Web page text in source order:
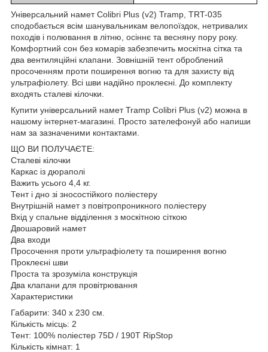
Універсальний намет Colibri Plus (v2) Tramp, TRT-035
сподобається всім шанувальникам велопоїздок, нетривалих
походів і полювання в літню, осіннє та весняну пору року.
Комфортний сон без комарів забезпечить москітна сітка та
два вентиляційні клапани. Зовнішній тент оброблений
просоченням проти поширення вогню та для захисту від
ультрафіолету. Всі шви надійно проклеєні. До комплекту
входять сталеві кілочки.
Купити універсальний намет Tramp Colibri Plus (v2) можна в
нашому інтернет-магазині. Просто зателефонуй або напиши
нам за зазначеними контактами.
ЩО ВИ ПОЛУЧАЄТЕ:
Сталеві кілочки
Каркас із дюраполі
Важить усього 4,4 кг.
Тент і дно зі зносостійкого поліестеру
Внутрішній намет з повітропроникного поліестеру
Вхід у спальне відділення з москітною сіткою
Двошаровий намет
Два входи
Просочення проти ультрафіолету та поширення вогню
Проклеєні шви
Проста та зрозуміла конструкція
Два клапани для провітрювання
Характеристики
Габарити: 340 х 230 см.
Кількість місць: 2
Тент: 100% поліестер 75D / 190T RipStop
Кількість кімнат: 1